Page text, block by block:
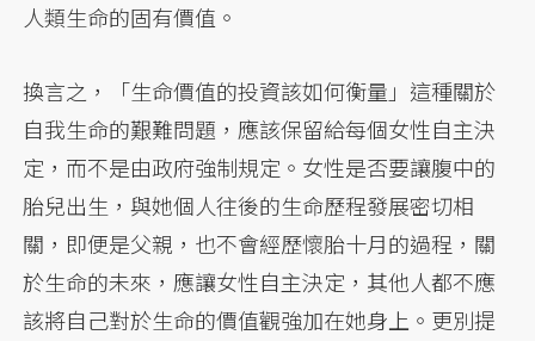
人類生命的固有價值。
換言之，「生命價值的投資該如何衡量」這種關於
自我生命的艱難問題，應該保留給每個女性自主決
定，而不是由政府強制規定。女性是否要讓腹中的
胎兒出生，與她個人往後的生命歷程發展密切相
關，即便是父親，也不會經歷懷胎十月的過程，關
於生命的未來，應讓女性自主決定，其他人都不應
該將自己對於生命的價值觀強加在她身上。更別提